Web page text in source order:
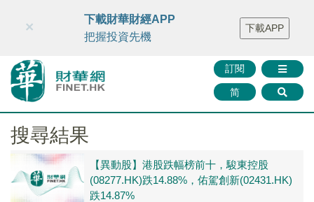
財華智庫網 FINTV FINMETA 財華證券 媒體矩陣
智庫沙龍
聯絡我們
訂閱
简
×
下載財華財經APP
把握投資先機
下載APP
搜尋結果
【異動股】港股跌幅榜前十，駿東控股
(08277.HK)跌14.88%，佑駕創新(02431.HK)
跌14.87%